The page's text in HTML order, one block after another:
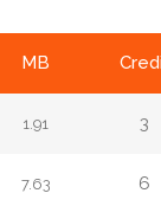
MB
1.91 3
7.63 6